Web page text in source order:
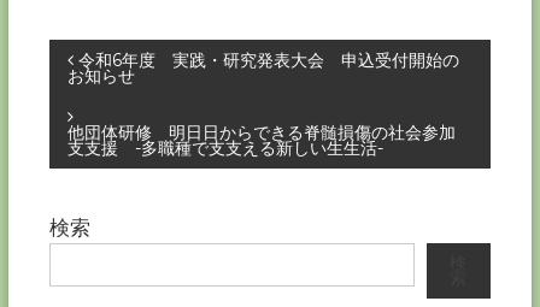
力
－
投
稿
ナ
ビ
ゲ
令和6年度 実践・研究発表大会 申込受付開始の
お知らせ
他団体研修 明日日からできる脊髄損傷の社会参加
支支援 -多職種で支支える新しい生生活-
検索